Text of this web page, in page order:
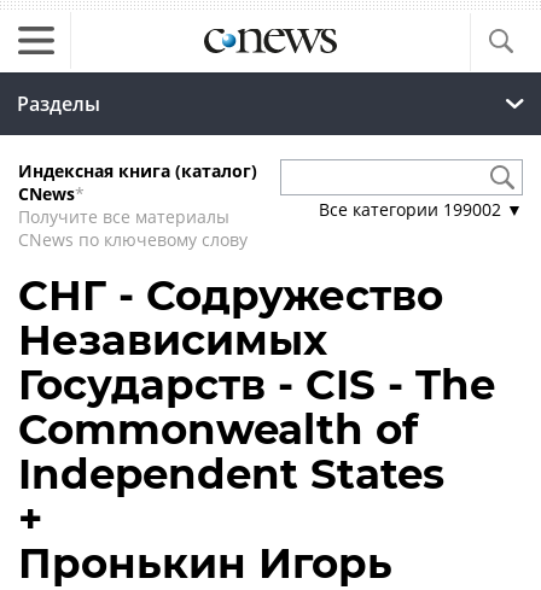
Разделы
Индексная книга (каталог)
CNews*
Получите все материалы
CNews по ключевому слову
Все категории 199002 ▼
СНГ - Содружество
Независимых
Государств - CIS - The
Commonwealth of
Independent States
+
Пронькин Игорь